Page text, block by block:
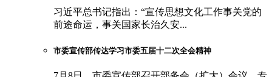
习近平总书记指出：“宣传思想文化工作事关党的
前途命运，事关国家长治久安...
市委宣传部传达学习市委五届十二次全会精神